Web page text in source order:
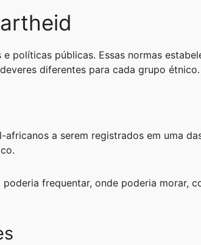
políticas públicas. Essas normas
diferentes para cada grupo étnico.
a serem registrados em uma
frequentar, onde poderia morar,